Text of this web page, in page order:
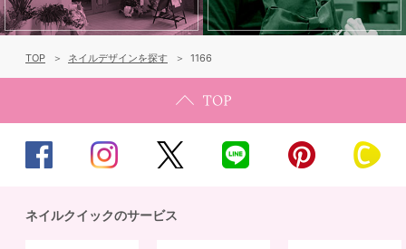
TOP ネイルデザインを探す 1166
ネイルクイックのサービス